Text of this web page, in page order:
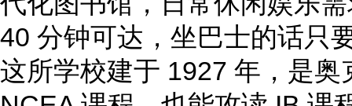
40 分钟可达，坐巴士的话只
这所学校建于 1927 年，是